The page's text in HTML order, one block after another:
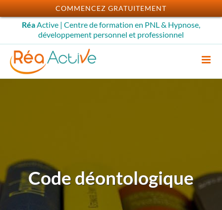
Passer
au
contenu
RéaActive | Centre de formation en PNL & Hypnose,
développement personnel et professionnel
Code déontologique
COMMENCEZ GRATUITEMENT